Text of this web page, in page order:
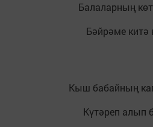
Балаларның
Бәйрәме
Кыш бабайның
Күтәреп алып